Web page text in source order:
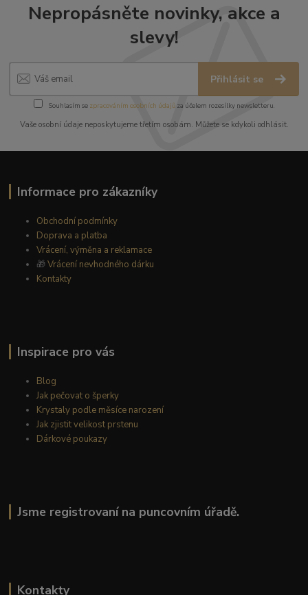
Nepropásněte novinky, akce a
slevy!
Přihlásit se
Souhlasím se zpracováním osobních údajůza účelem rozesílky newsletteru.
Vaše osobní údaje neposkytujeme třetím osobám. Můžete se kdykoli odhlásit.
Informace pro zákazníky
Obchodní podmínky
Doprava a platba
Vrácení, výměna a reklamace
🎁Vrácení nevhodného dárku
Kontakty
Inspirace pro vás
Blog
Jak pečovat o šperky
Krystaly podle měsíce narození
Jak zjistit velikost prstenu
Dárkové poukazy
Jsme registrovaní na puncovním úřadě.
Kontakty